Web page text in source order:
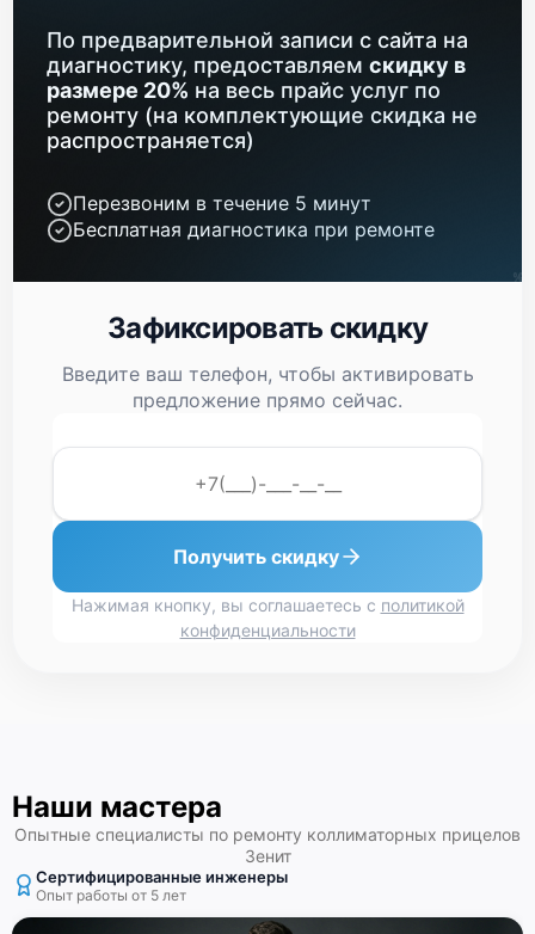
По предварительной записи с сайта на
диагностику, предоставляем скидку в
размере 20% на весь прайс услуг по
ремонту (на комплектующие скидка не
распространяется)
Перезвоним в течение 5 минут
Бесплатная диагностика при ремонте
Зафиксировать скидку
Введите ваш телефон, чтобы активировать
предложение прямо сейчас.
Получить скидку
Нажимая кнопку, вы соглашаетесь с политикой
конфиденциальности
Наши мастера
Опытные специалисты по ремонту коллиматорных прицелов
Зенит
Сертифицированные инженеры
Опыт работы от 5 лет